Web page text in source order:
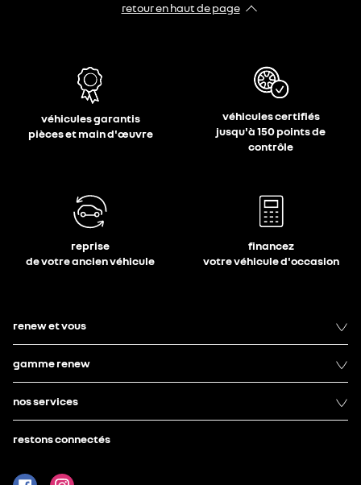
retour en haut de page​
véhicules garantis
pièces et main d'œuvre
véhicules certifiés
jusqu'à 150 points de
contrôle
reprise
de votre ancien véhicule
financez
votre véhicule d'occasion
renew et vous
gamme renew
nos services
restons connectés